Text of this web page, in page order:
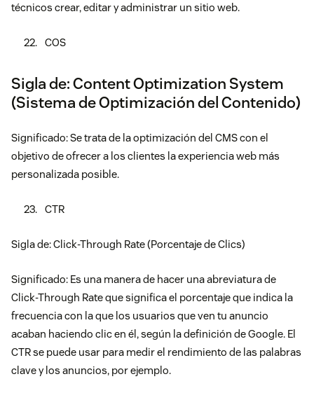
técnicos crear, editar y administrar un sitio web.
COS
Sigla de: Content Optimization System
(Sistema de Optimización del Contenido)
Significado: Se trata de la optimización del CMS con el
objetivo de ofrecer a los clientes la experiencia web más
personalizada posible.
CTR
Sigla de: Click-Through Rate (Porcentaje de Clics)
Significado: Es una manera de hacer una abreviatura de
Click-Through Rate que significa el porcentaje que indica la
frecuencia con la que los usuarios que ven tu anuncio
acaban haciendo clic en él, según la definición de Google. El
CTR se puede usar para medir el rendimiento de las palabras
clave y los anuncios, por ejemplo.